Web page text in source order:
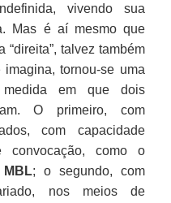
vivendo sua
Mas é aí mesmo que
“direita”, talvez também
tornou-se uma
em que dois
O primeiro, com
com capacidade
convocação, como o
; o segundo, com
nos meios de